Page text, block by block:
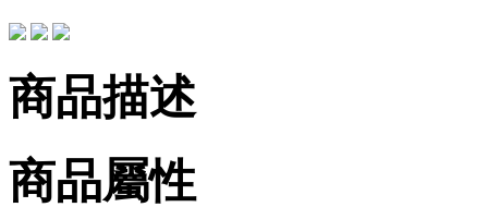
商品描述
商品屬性